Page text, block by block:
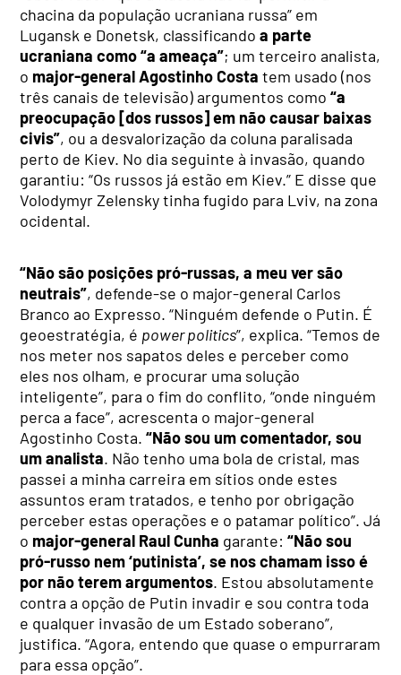
chacina da população ucraniana russa” em
Lugansk e Donetsk, classificandoa parte
ucraniana como “a ameaça”; um terceiro analista,
o major-general Agostinho Costa tem usado (nos
três canais de televisão) argumentos como“a
preocupação [dos russos] em não causar baixas
civis”, ou a desvalorização da coluna paralisada
perto de Kiev. No dia seguinte à invasão, quando
garantiu: “Os russos já estão em Kiev.” E disse que
Volodymyr Zelensky tinha fugido para Lviv, na zona
ocidental.
“Não são posições pró-russas, a meu ver são
neutrais”, defende-se o major-general Carlos
Branco ao Expresso. “Ninguém defende o Putin. É
geoestratégia, é power politics”, explica. “Temos de
nos meter nos sapatos deles e perceber como
eles nos olham, e procurar uma solução
inteligente”, para o fim do conflito, “onde ninguém
perca a face”, acrescenta o major-general
Agostinho Costa.“Não sou um comentador, sou
um analista. Não tenho uma bola de cristal, mas
passei a minha carreira em sítios onde estes
assuntos eram tratados, e tenho por obrigação
perceber estas operações e o patamar político”. Já
o major-general Raul Cunha garante:“Não sou
pró-russo nem ‘putinista’, se nos chamam isso é
por não terem argumentos. Estou absolutamente
contra a opção de Putin invadir e sou contra toda
e qualquer invasão de um Estado soberano”,
justifica. “Agora, entendo que quase o empurraram
para essa opção”.